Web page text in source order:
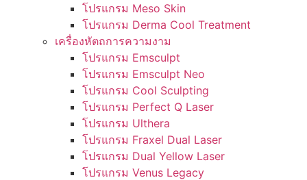
โปรแกรม Meso Skin
โปรแกรม Derma Cool Treatment
เครื่องหัตถการความงาม
โปรแกรม Emsculpt
โปรแกรม Emsculpt Neo
โปรแกรม Cool Sculpting
โปรแกรม Perfect Q Laser
โปรแกรม Ulthera
โปรแกรม Fraxel Dual Laser
โปรแกรม Dual Yellow Laser
โปรแกรม Venus Legacy